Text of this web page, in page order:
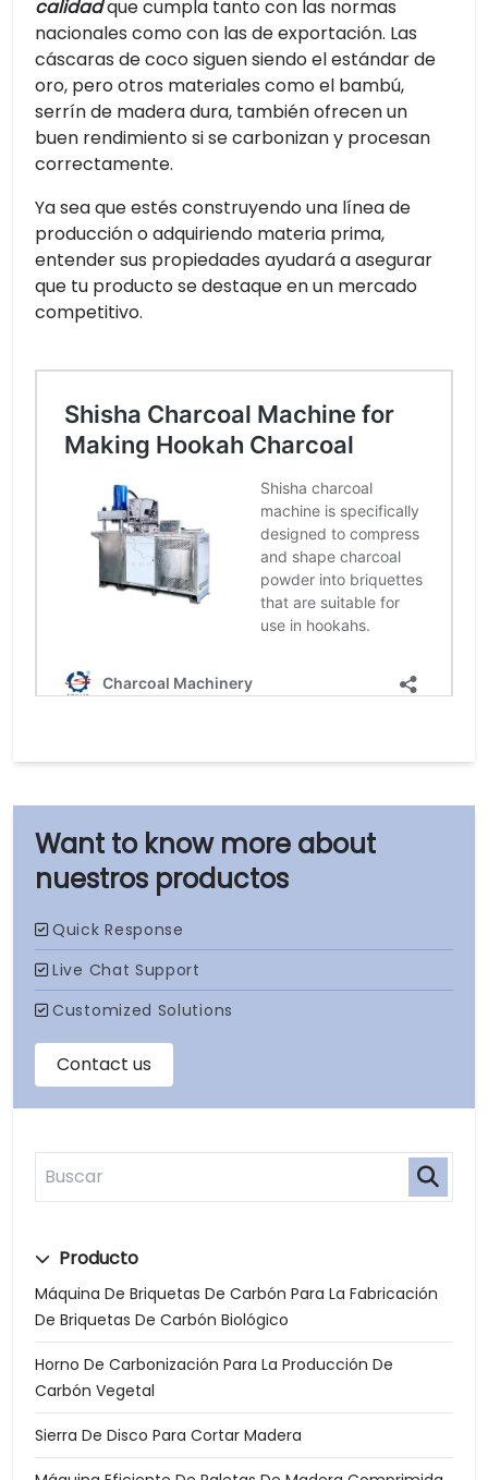
nuestros productos
Producto
Máquina De Briquetas De Carbón Para La Fabricación
De Briquetas De Carbón Biológico
Horno De Carbonización Para La Producción De
Carbón Vegetal
Sierra De Disco Para Cortar Madera
calidadque cumpla tanto con las normas
nacionales como con las de exportación. Las
cáscaras de coco siguen siendo el estándar de
oro, pero otros materiales como el bambú,
serrín de madera dura, también ofrecen un
buen rendimiento si se carbonizan y procesan
correctamente.
Ya sea que estés construyendo una línea de
producción o adquiriendo materia prima,
entender sus propiedades ayudará a asegurar
que tu producto se destaque en un mercado
competitivo.